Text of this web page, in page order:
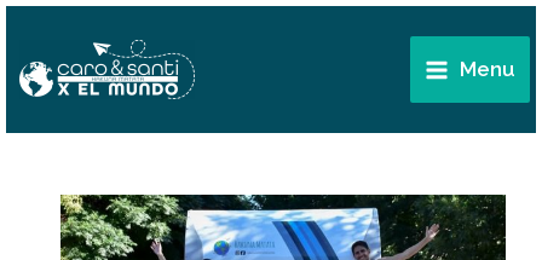
contenido
Main
Menu
Menu